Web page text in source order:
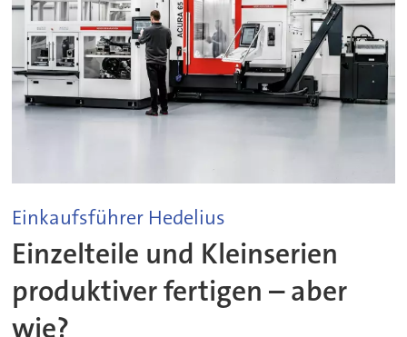
Einkaufsführer Hedelius
Einzelteile und Kleinserien
produktiver fertigen – aber
wie?